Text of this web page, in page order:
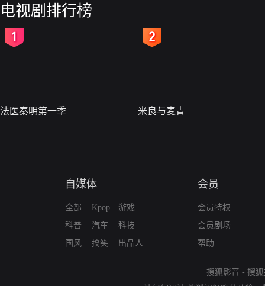
电视剧排行榜
法医秦明第一季 米良与麦青
自媒体
全部
科普
国风
Kpop
汽车
搞笑
游戏
科技
出品人
会员
会员特权
会员剧场
帮助
搜狐影音 - 搜